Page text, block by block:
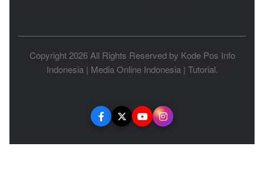
Copyright 2026 All Rights Reserved by Kode Pos Info
Indonesia| Media Online Indonesia| Tutorial.